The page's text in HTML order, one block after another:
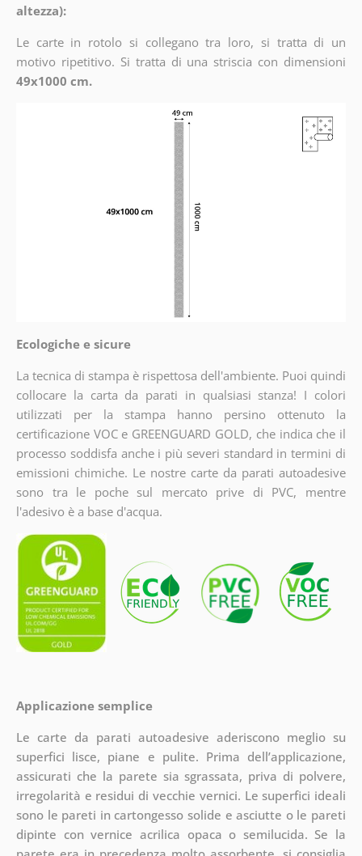
altezza):
Le carte in rotolo si collegano tra loro, si tratta di un
motivo ripetitivo. Si tratta di una striscia con dimensioni
49x1000 cm.
Ecologiche e sicure
La tecnica di stampa è rispettosa dell'ambiente. Puoi quindi
collocare la carta da parati in qualsiasi stanza! I colori
utilizzati per la stampa hanno persino ottenuto la
certificazione VOC e GREENGUARD GOLD, che indica che il
processo soddisfa anche i più severi standard in termini di
emissioni chimiche. Le nostre carte da parati autoadesive
sono tra le poche sul mercato prive di PVC, mentre
l'adesivo è a base d'acqua.
Applicazione semplice
Le carte da parati autoadesive aderiscono meglio su
superfici lisce, piane e pulite. Prima dell’applicazione,
assicurati che la parete sia sgrassata, priva di polvere,
irregolarità e residui di vecchie vernici. Le superfici ideali
sono le pareti in cartongesso solide e asciutte o le pareti
dipinte con vernice acrilica opaca o semilucida. Se la